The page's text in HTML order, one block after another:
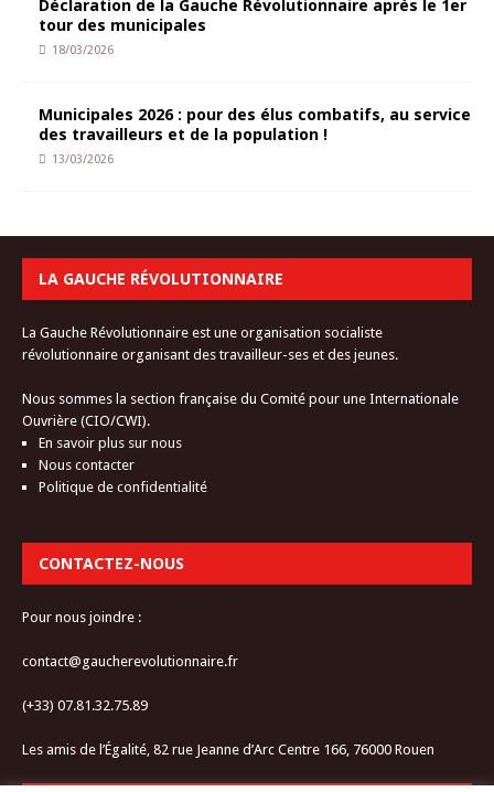
Déclaration de la Gauche Révolutionnaire après le 1er
tour des municipales
18/03/2026
Municipales 2026 : pour des élus combatifs, au service
des travailleurs et de la population !
13/03/2026
LA GAUCHE RÉVOLUTIONNAIRE
La Gauche Révolutionnaire est une organisation socialiste
révolutionnaire organisant des travailleur-ses et des jeunes.
Nous sommes la section française du Comité pour une Internationale
Ouvrière (CIO/CWI).
En savoir plus sur nous
Nous contacter
Politique de confidentialité
CONTACTEZ-NOUS
Pour nous joindre :
contact@gaucherevolutionnaire.fr
(+33) 07.81.32.75.89
Les amis de l’Égalité, 82 rue Jeanne d’Arc Centre 166, 76000 Rouen